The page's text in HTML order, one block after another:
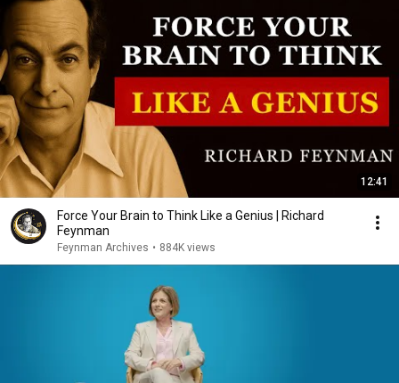
12:41
Force Your Brain to Think Like a Genius | Richard
Feynman
Feynman Archives • 884K views